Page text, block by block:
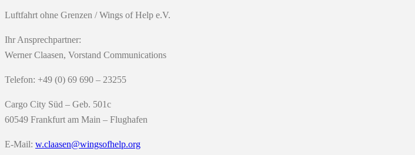
Luftfahrt ohne Grenzen / Wings of Help e.V.
Ihr Ansprechpartner:
Werner Claasen, Vorstand Communications
Telefon: +49 (0) 69 690 – 23255
Cargo City Süd – Geb. 501c
60549 Frankfurt am Main – Flughafen
E-Mail: w.claasen@wingsofhelp.org